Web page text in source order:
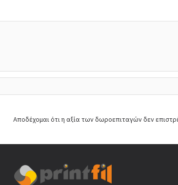
Αποδέχομαι ότι η αξία των δωροεπιταγών δεν